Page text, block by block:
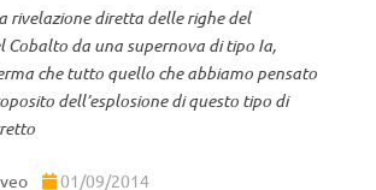
rivelazione diretta delle righe del
Cobalto da una supernova di tipo Ia,
che tutto quello che abbiamo pensato
dell’esplosione di questo tipo di
01/09/2014